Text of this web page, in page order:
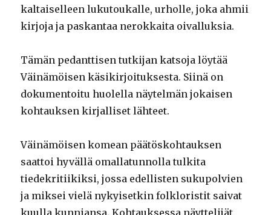
kaltaiselleen lukutoukalle, urholle, joka ahmii
kirjoja ja paskantaa nerokkaita oivalluksia.
Tämän pedanttisen tutkijan katsoja löytää
Väinämöisen käsikirjoituksesta. Siinä on
dokumentoitu huolella näytelmän jokaisen
kohtauksen kirjalliset lähteet.
Väinämöisen komean päätöskohtauksen
saattoi hyvällä omallatunnolla tulkita
tiedekritiikiksi, jossa edellisten sukupolvien
ja miksei vielä nykyisetkin folkloristit saivat